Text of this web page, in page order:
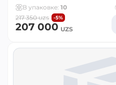
В упаковке: 10
207 000 UZS
217 350UZS -5%